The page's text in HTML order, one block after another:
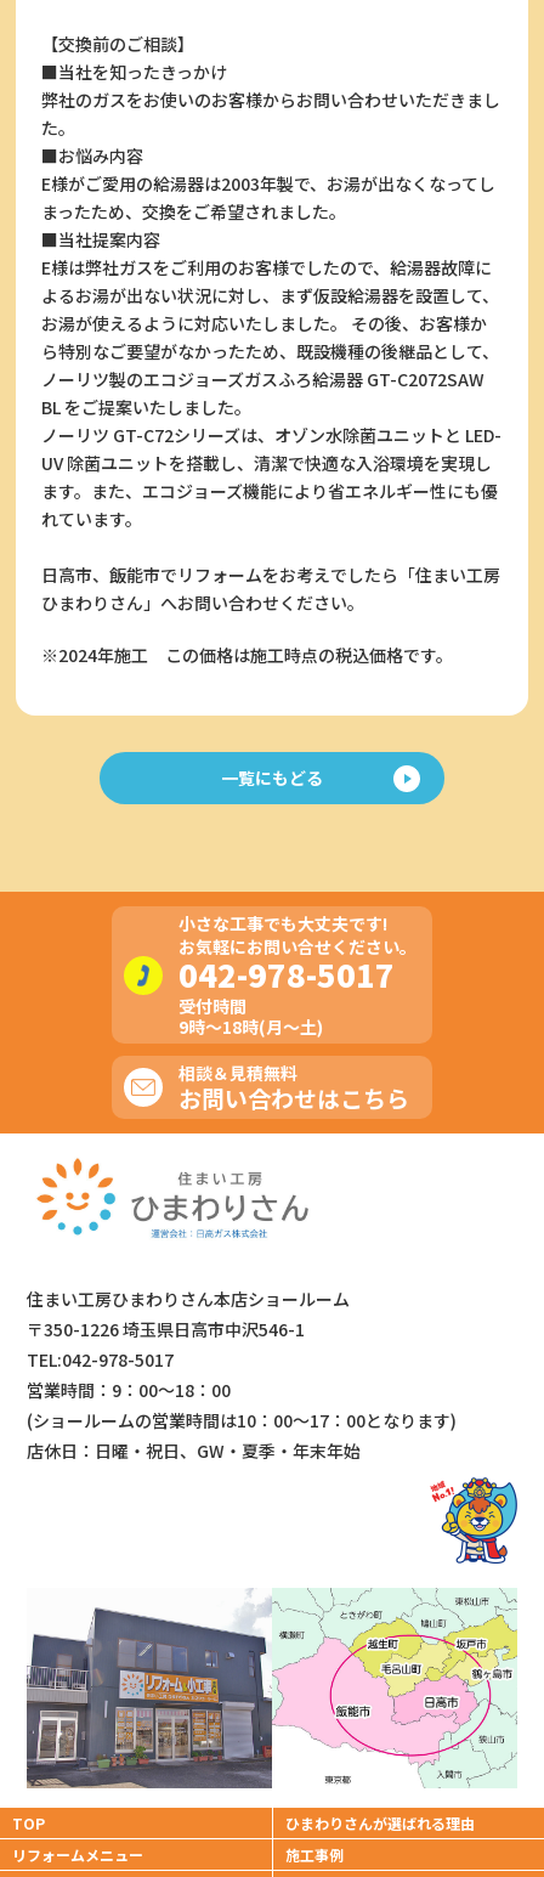
【交換前のご相談】
■当社を知ったきっかけ
弊社のガスをお使いのお客様からお問い合わせいただきまし
た。
■お悩み内容
E様がご愛用の給湯器は2003年製で、お湯が出なくなってし
まったため、交換をご希望されました。
■当社提案内容
E様は弊社ガスをご利用のお客様でしたので、給湯器故障に
よるお湯が出ない状況に対し、まず仮設給湯器を設置して、
お湯が使えるように対応いたしました。 その後、お客様か
ら特別なご要望がなかったため、既設機種の後継品として、
ノーリツ製のエコジョーズガスふろ給湯器 GT-C2072SAW
BL をご提案いたしました。
ノーリツ GT-C72シリーズは、オゾン水除菌ユニットと LED-
UV 除菌ユニットを搭載し、清潔で快適な入浴環境を実現し
ます。また、エコジョーズ機能により省エネルギー性にも優
れています。
日高市、飯能市でリフォームをお考えでしたら「住まい工房
ひまわりさん」へお問い合わせください。
※2024年施工 この価格は施工時点の税込価格です。
一覧にもどる
小さな工事でも大丈夫です!
お気軽にお問い合せください。
042-978-5017
受付時間
9時～18時(月～土)
相談＆見積無料
お問い合わせはこちら
住まい工房ひまわりさん本店ショールーム
〒350-1226 埼玉県日高市中沢546-1
TEL:042-978-5017
営業時間：9：00～18：00
(ショールームの営業時間は10：00～17：00となります)
店休日：日曜・祝日、GW・夏季・年末年始
TOP ひまわりさんが選ばれる理由
リフォームメニュー
施工事例